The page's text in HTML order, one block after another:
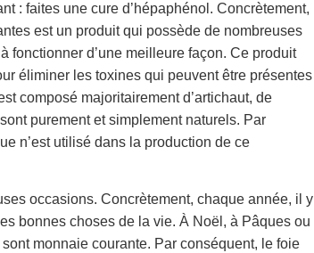
: faites une cure d’hépaphénol. Concrètement,
est un produit qui possède de nombreuses
fonctionner d’une meilleure façon. Ce produit
éliminer les toxines qui peuvent être présentes
composé majoritairement d’artichaut, de
purement et simplement naturels. Par
n’est utilisé dans la production de ce
occasions. Concrètement, chaque année, il y
bonnes choses de la vie. À Noël, à Pâques ou
monnaie courante. Par conséquent, le foie